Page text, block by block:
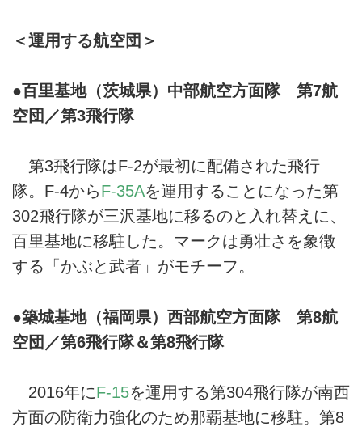
＜運用する航空団＞
●百里基地（茨城県）中部航空方面隊 第7航
空団／第3飛行隊
第3飛行隊はF-2が最初に配備された飛行
隊。F-4からF-35Aを運用することになった第
302飛行隊が三沢基地に移るのと入れ替えに、
百里基地に移駐した。マークは勇壮さを象徴
する「かぶと武者」がモチーフ。
●築城基地（福岡県）西部航空方面隊 第8航
空団／第6飛行隊＆第8飛行隊
2016年にF-15を運用する第304飛行隊が南西
方面の防衛力強化のため那覇基地に移駐。第8